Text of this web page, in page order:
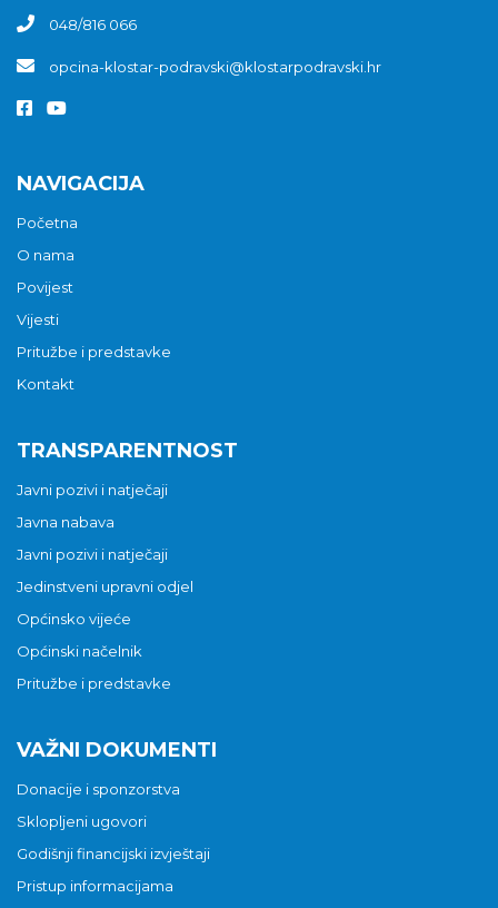
048/816 066
opcina-klostar-podravski@klostarpodravski.hr
NAVIGACIJA
Početna
O nama
Povijest
Vijesti
Pritužbe i predstavke
Kontakt
TRANSPARENTNOST
Javni pozivi i natječaji
Javna nabava
Javni pozivi i natječaji
Jedinstveni upravni odjel
Općinsko vijeće
Općinski načelnik
Pritužbe i predstavke
VAŽNI DOKUMENTI
Donacije i sponzorstva
Sklopljeni ugovori
Godišnji financijski izvještaji
Pristup informacijama